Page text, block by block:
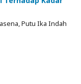
Putu Ika Indah